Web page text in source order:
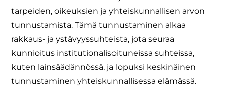
tarpeiden, oikeuksien ja yhteiskunnallisen arvon
tunnustamista. Tämä tunnustaminen alkaa
rakkaus- ja ystävyyssuhteista, jota seuraa
kunnioitus institutionalisoituneissa suhteissa,
kuten lainsäädännössä, ja lopuksi keskinäinen
tunnustaminen yhteiskunnallisessa elämässä.